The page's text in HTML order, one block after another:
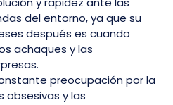
del entorno, ya que su
después es cuando
achaques y las
preocupación por la
obsesivas y las